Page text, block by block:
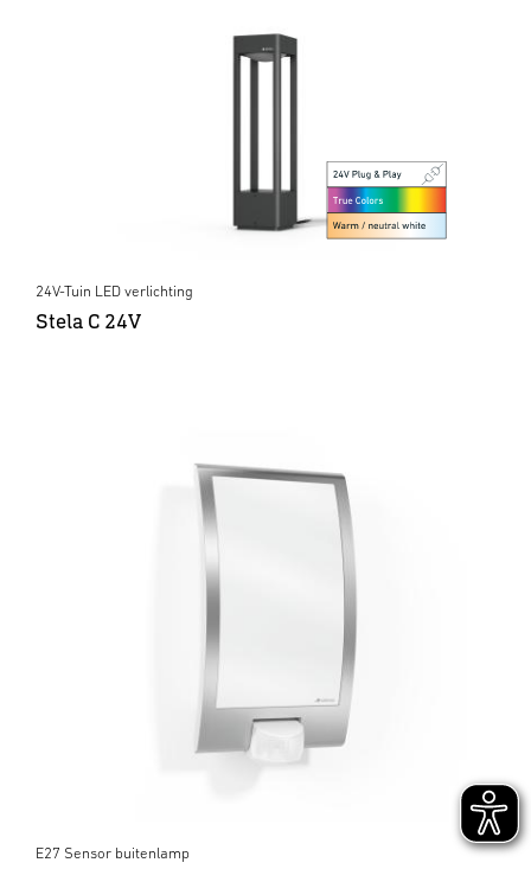
24V-Tuin LED verlichting
Stela C 24V
E27 Sensor buitenlamp